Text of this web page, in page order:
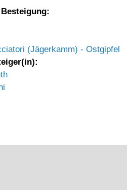
(Jägerkamm) - Ostgipfel